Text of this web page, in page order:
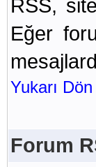
RSS,
Eğer
Yukarı Dön
Forum